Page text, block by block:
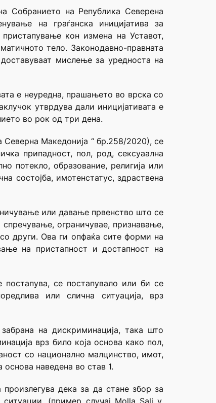
Собранието на Република Северена
на граѓанска иницијатива за
кон измена на Уставот,
тело. Законодавно-правната
мислење за уредноста на
е неуредна, прашањето во врска со
утврдува дали иницијативата е
во рок од три дена.
Северна Македонија “ бр.258/2020), се
припадност, пол, род, сексуаална
потекло, образование, религија или
состојба, имотенстатус, здраствена
или давање првенство што се
ограничувае, признавање,
други. Ова ги опфаќа сите форми на
на пристапност и достапност на
се постапувало или би се
или слична ситуација, врз
на дискриминација, така што
врз било која основа како пол,
со национално малцинство, имот,
наведена во став 1.
произлегува дека за да стане збор за